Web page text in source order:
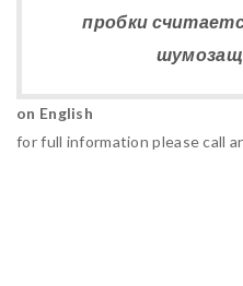
пробки
on English
for full information please call